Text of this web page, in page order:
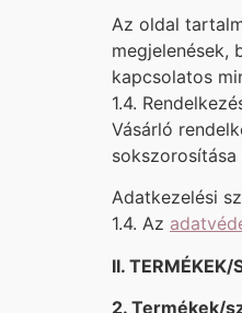
Az oldal
megjelenések,
kapcsolatos
1.4.
Vásárló
Adatkezelési
1.4. Az
II. TERMÉKEK/
2. Termékek/